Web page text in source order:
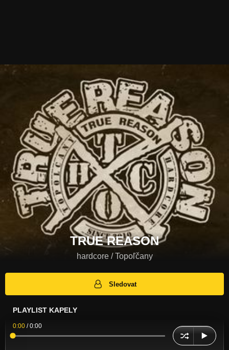
TRUE REASON
hardcore / Topoľčany
Sledovat
PLAYLIST KAPELY
0:00 /0:00